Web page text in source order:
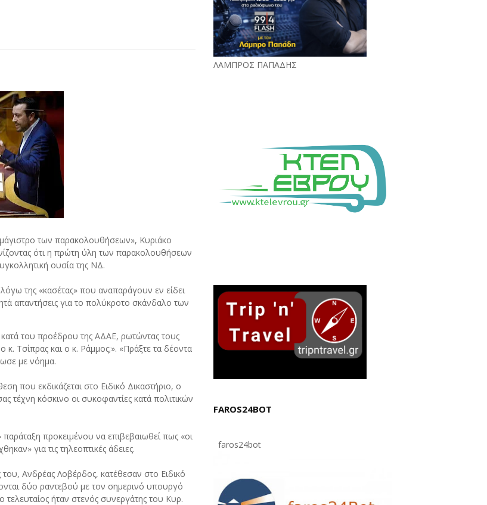
μάγιστρο των παρακολουθήσεων», Κυριάκο
ότι η πρώτη ύλη των παρακολουθήσεων
ουσία της ΝΔ.
της «κασέτας» που αναπαράγουν εν είδει
απαντήσεις για το πολύκροτο σκάνδαλο των
του προέδρου της ΑΔΑΕ, ρωτώντας τους
κ. Τσίπρας και ο κ. Ράμμος;». «Πράξτε τα δέοντα
με νόημα.
που εκδικάζεται στο Ειδικό Δικαστήριο, ο
τέχνη κόσκινο οι συκοφαντίες κατά πολιτικών
προκειμένου να επιβεβαιωθεί πως «οι
για τις τηλεοπτικές άδειες.
Ανδρέας Λοβέρδος, κατέθεσαν στο Ειδικό
δύο ραντεβού με τον σημερινό υπουργό
ήταν στενός συνεργάτης του Κυρ.
ΛΑΜΠΡΟΣ ΠΑΠΑΔΗΣ
FAROS24BOT
faros24bot